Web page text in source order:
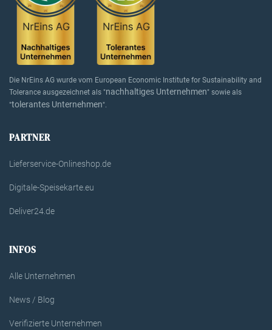
Die NrEins AG wurde vom European Economic Institute for Sustainability and
Tolerance ausgezeichnet als "nachhaltiges Unternehmen" sowie als
"tolerantes Unternehmen".
PARTNER
Lieferservice-Onlineshop.de
Digitale-Speisekarte.eu
Deliver24.de
INFOS
Alle Unternehmen
News / Blog
Verifizierte Unternehmen